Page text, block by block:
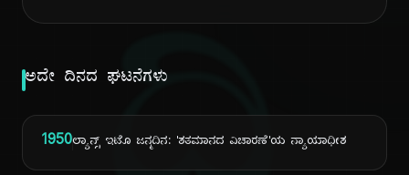
ಅದೇ ದಿನದ ಘಟನೆಗಳು
1950ಲ್ಯಾನ್ಸ್ ಇಟೊ ಜನ್ಮದಿನ: 'ಶತಮಾನದ ವಿಚಾರಣೆ'ಯ ನ್ಯಾಯಾಧೀಶ